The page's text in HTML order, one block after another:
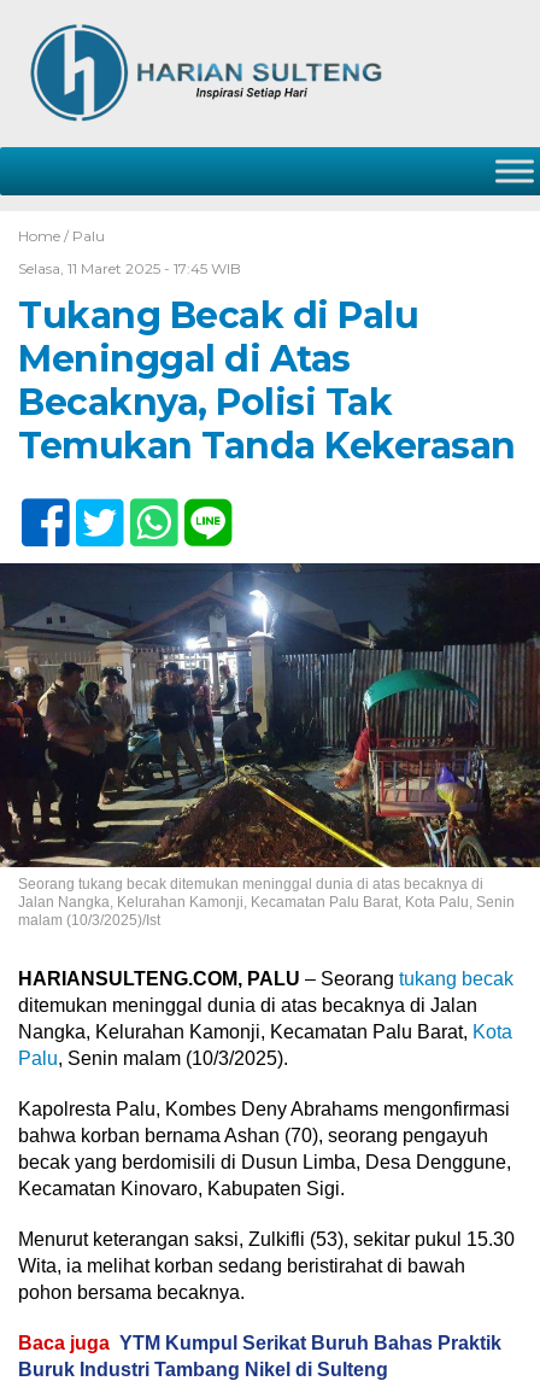
Home / Palu
Selasa, 11 Maret 2025 - 17:45 WIB
Tukang Becak di Palu
Meninggal di Atas
Becaknya, Polisi Tak
Temukan Tanda Kekerasan
Seorang tukang becak ditemukan meninggal dunia di atas becaknya di
Jalan Nangka, Kelurahan Kamonji, Kecamatan Palu Barat, Kota Palu, Senin
malam (10/3/2025)/Ist
HARIANSULTENG.COM, PALU – Seorang tukang becak
ditemukan meninggal dunia di atas becaknya di Jalan
Nangka, Kelurahan Kamonji, Kecamatan Palu Barat, Kota
Palu, Senin malam (10/3/2025).
Kapolresta Palu, Kombes Deny Abrahams mengonfirmasi
bahwa korban bernama Ashan (70), seorang pengayuh
becak yang berdomisili di Dusun Limba, Desa Denggune,
Kecamatan Kinovaro, Kabupaten Sigi.
Menurut keterangan saksi, Zulkifli (53), sekitar pukul 15.30
Wita, ia melihat korban sedang beristirahat di bawah
pohon bersama becaknya.
Baca juga YTM Kumpul Serikat Buruh Bahas Praktik
Buruk Industri Tambang Nikel di Sulteng